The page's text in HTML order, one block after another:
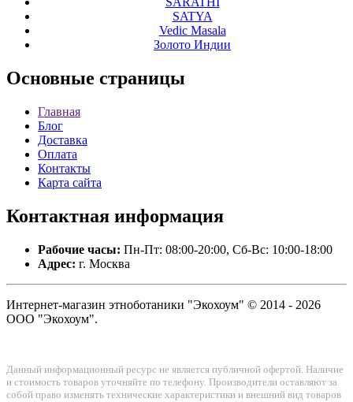
SATYA
Vedic Masala
Золото Индии
Основные страницы
Главная
Блог
Доставка
Оплата
Контакты
Карта сайта
Контактная информация
Рабочие часы: Пн-Пт: 08:00-20:00, Сб-Вс: 10:00-18:00
Адрес: г. Москва
Интернет-магазин этноботаники "Экохоум" © 2014 - 2026
ООО "Экохоум".
Данный информационный ресурс не является публичной офертой. Наличие
и стоимость товаров уточняйте по телефону. Производители оставляют за
собой право изменять технические характеристики и внешний вид товаров